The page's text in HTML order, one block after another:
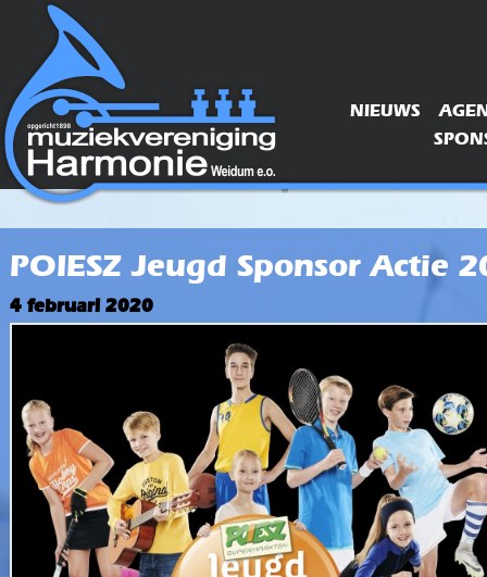
NIEUWS
POIESZ Jeugd Sponsor Actie
4 februari 2020